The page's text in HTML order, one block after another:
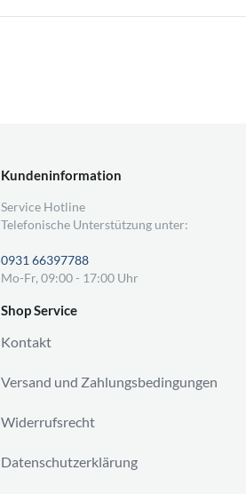
Kundeninformation
Service Hotline
Telefonische Unterstützung unter:
0931 66397788
Mo-Fr, 09:00 - 17:00 Uhr
Shop Service
Kontakt
Versand und Zahlungsbedingungen
Widerrufsrecht
Datenschutzerklärung